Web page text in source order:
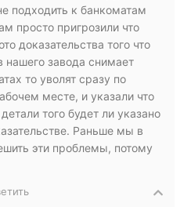
подходить к банкоматам
просто пригрозили что
доказательства того что
нашего завода снимает
то уволят сразу по
месте, и указали что
того будет ли указано
Раньше мы в
эти проблемы, потому